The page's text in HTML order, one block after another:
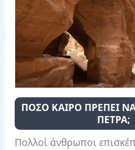
ΠΟΣΟ ΚΑΙΡΟ ΠΡΕΠΕΙ
ΠΕΤΡΑ;
Πολλοί άνθρωποι